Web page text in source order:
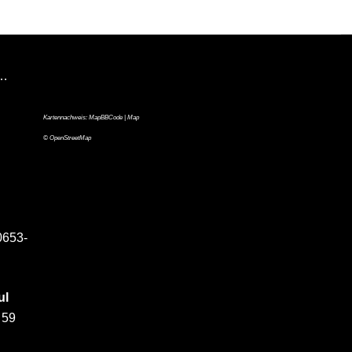
Kartennachweis: MapBBCode| Map
© OpenStreetMap